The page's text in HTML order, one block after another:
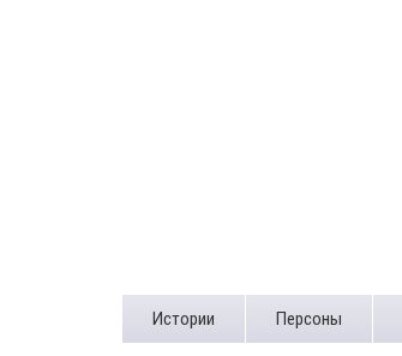
Истории Персоны